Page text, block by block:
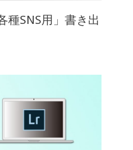
種SNS用」書き出